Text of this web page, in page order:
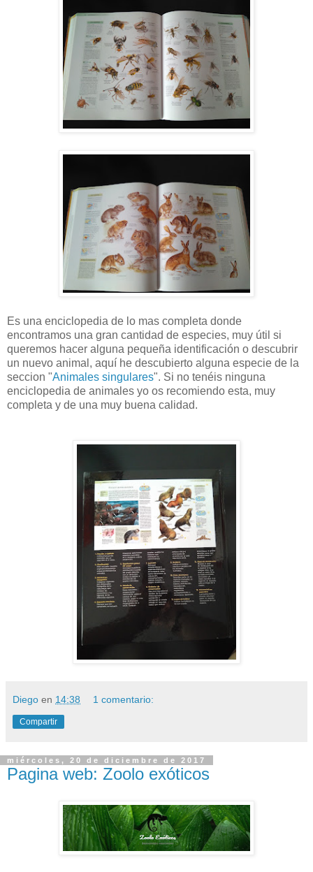
Es una enciclopedia de lo mas completa donde
encontramos una gran cantidad de especies, muy útil si
queremos hacer alguna pequeña identificación o descubrir
un nuevo animal, aquí he descubierto alguna especie de la
seccion "Animales singulares". Si no tenéis ninguna
enciclopedia de animales yo os recomiendo esta, muy
completa y de una muy buena calidad.
Diego en 14:38 1 comentario:
Compartir
miércoles, 20 de diciembre de 2017
Pagina web: Zoolo exóticos